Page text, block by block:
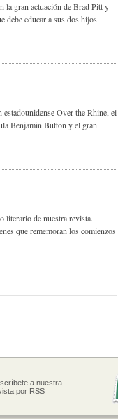
la gran actuación de Brad Pitt y
debe educar a sus dos hijos
Over the Rhine, el
Benjamin Button y el gran
literario de nuestra revista.
que rememoran los comienzos
a nuestra
por RSS